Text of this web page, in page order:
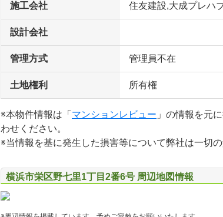
施工会社 住友建設,大成プレハ
設計会社
管理方式 管理員不在
土地権利 所有権
※本物件情報は「 マンションレビュー 」の情報を元
わせください。
※当情報を基に発生した損害等について弊社は一切
横浜市栄区野七里1丁目2番6号 周辺地図情報